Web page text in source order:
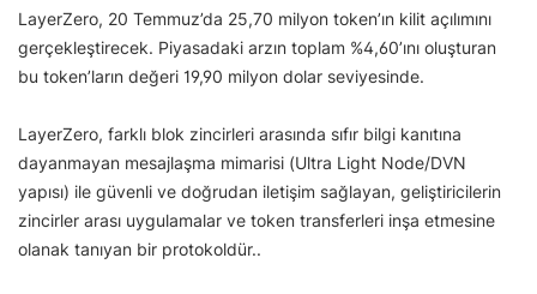
LayerZero, 20 Temmuz’da 25,70 milyon token’ın kilit açılımını
gerçekleştirecek. Piyasadaki arzın toplam %4,60’ını oluşturan
bu token’ların değeri 19,90 milyon dolar seviyesinde.
LayerZero, farklı blok zincirleri arasında sıfır bilgi kanıtına
dayanmayan mesajlaşma mimarisi (Ultra Light Node/DVN
yapısı) ile güvenli ve doğrudan iletişim sağlayan, geliştiricilerin
zincirler arası uygulamalar ve token transferleri inşa etmesine
olanak tanıyan bir protokoldür..